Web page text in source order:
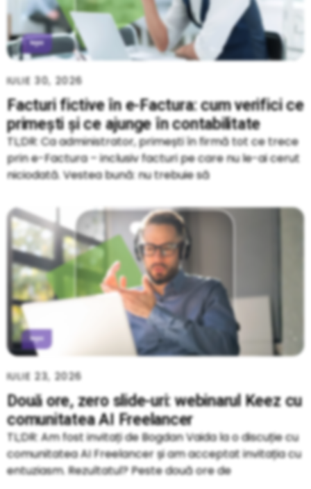
Facturi fictive în e-Factura: cum verifici ce
primești și ce ajunge în contabilitate
IULIE 30, 2026
TL;DR: Ca administrator, primești în firmă tot ce trece
prin e-Factura – inclusiv facturi pe care nu le-ai cerut
niciodată. Vestea bună: nu trebuie să
Două ore, zero slide-uri: webinarul Keez cu
comunitatea AI Freelancer
IULIE 23, 2026
TL;DR: Am fost invitați de Bogdan Vaida la o discuție cu
comunitatea AI Freelancer și am acceptat invitația cu
entuziasm. Rezultatul? Peste două ore de